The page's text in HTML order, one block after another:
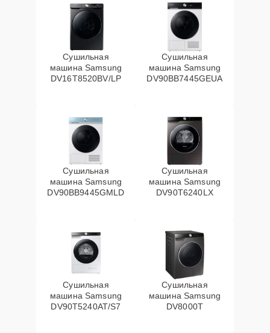
Сушильная
машина Samsung
DV16T8520BV/LP
Сушильная
машина Samsung
DV90BB7445GEUA
Сушильная
машина Samsung
DV90BB9445GMLD
Сушильная
машина Samsung
DV90T6240LX
Сушильная
машина Samsung
DV90T5240AT/S7
Сушильная
машина Samsung
DV8000T